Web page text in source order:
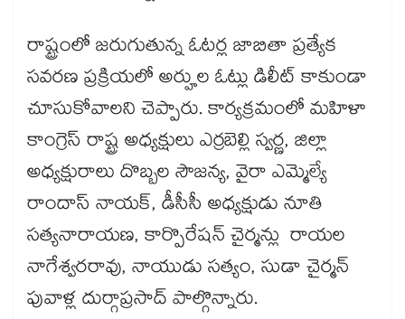
రాష్ట్రంలో జరుగుతున్న ఓటర్ల జాబితా ప్రత్యేక
సవరణ ప్రక్రియలో అర్హుల ఓట్లు డిలీట్ కాకుండా
చూసుకోవాలని చెప్పారు. కార్యక్రమంలో మహిళా
కాంగ్రెస్ రాష్ట్ర అధ్యక్షులు ఎర్రబెల్లి స్వర్ణ, జిల్లా
అధ్యక్షురాలు దొబ్బల సౌజన్య, వైరా ఎమ్మెల్యే
రాందాస్ నాయక్, డీసీసీ అధ్యక్షుడు నూతి
సత్యనారాయణ, కార్పొరేషన్ చైర్మన్లు రాయల
నాగేశ్వరరావు, నాయుడు సత్యం, సుడా చైర్మన్
పువాళ్ల దుర్గాప్రసాద్ పాల్గొన్నారు.